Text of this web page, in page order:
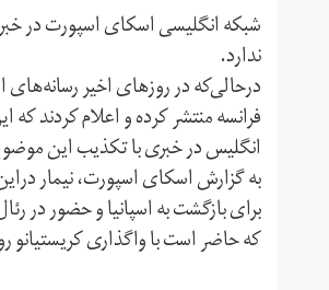
شبکه انگلیسی اسکای اسپورت در
ندارد.
درحالی‌که در روزهای اخیر رسانه‌های
فرانسه منتشر کرده و اعلام کردند
انگلیس در خبری با تکذیب این
به گزارش اسکای اسپورت، نیمار
برای بازگشت به اسپانیا و حضور در
که حاضر است با واگذاری کریستیانو